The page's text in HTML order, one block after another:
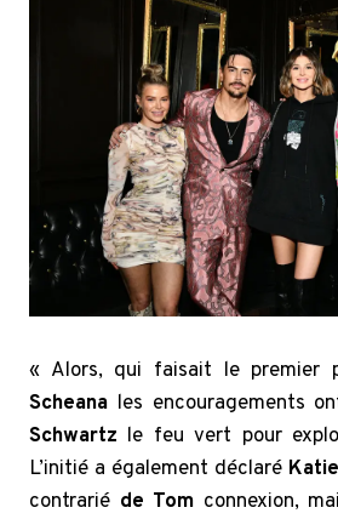
« Alors, qui faisait le premier
Scheana les encouragements
Schwartz le feu vert pour
L’initié a également déclaré Katie
contrarié de Tom connexion,